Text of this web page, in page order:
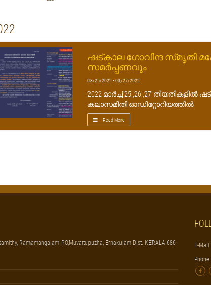
ഷട്കാല ഗോവിന്ദ
സമർപ്പണവും
03/25/2022 - 03/27/2022
2022 മാർച്ച് 25 ,26 ,27 തീയതികളിൽ
കലാസമിതി ഓഡിറ്റോറിയത്തിൽ
Read More
Ramamangalam P.O,Muvattupuzha, Ernakulam Dist. KERALA-686
E-Mail
Phone